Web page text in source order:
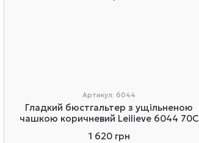
Артикул: 6044
Гладкий бюстгальтер з ущільненою
чашкою коричневий Leilieve 6044 70C
1 620 грн